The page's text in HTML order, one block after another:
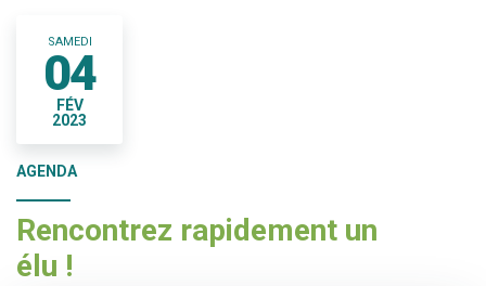
SAMEDI
04
FÉV
2023
AGENDA
Rencontrez rapidement un
élu !